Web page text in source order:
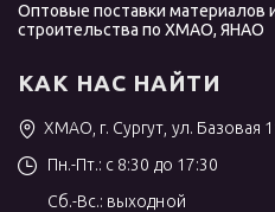
Оптовые поставки материалов
строительства по ХМАО, ЯНАО
КАК НАС НАЙТИ
ХМАО, г. Сургут, ул. Базовая
Пн.-Пт.: с 8:30 до 17:30
Сб.-Вс.: выходной